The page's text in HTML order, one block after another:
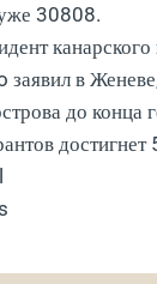
30808.
канарского
в
до